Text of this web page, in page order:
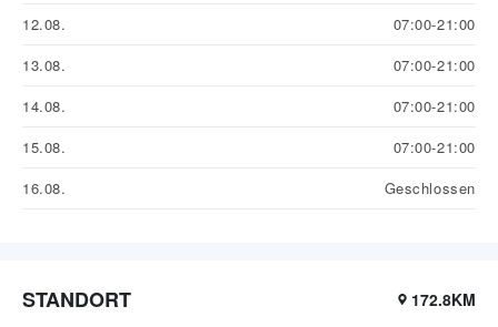
12.08.
07:00-21:00
13.08.
07:00-21:00
14.08.
07:00-21:00
15.08.
07:00-21:00
16.08.
Geschlossen
STANDORT 172.8KM